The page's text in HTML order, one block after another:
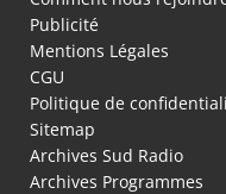
Publicité
Mentions Légales
CGU
Politique de
Sitemap
Archives Sud Radio
Archives Programmes